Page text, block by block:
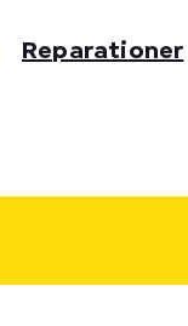
Reparationer